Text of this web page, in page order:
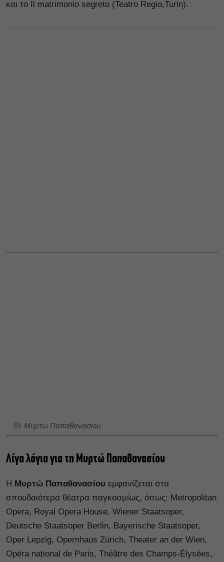
και το Il matrimonio segreto (Teatro Regio,Turin).
Μυρτώ Παπαθανασίου
Λίγα λόγια για τη Μυρτώ Παπαθανασίου
Η Μυρτώ Παπαθανασίου εμφανίζεται στα
σπουδαιότερα θέατρα παγκοσμίως, όπως: Metropolitan
Opera, Royal Opera House, Wiener Staatsoper,
Deutsche Staatsoper Berlin, Bayerische Staatsoper,
Oper Lepzig, Opernhaus Zürich, Theater an der Wien,
Opéra national de Paris, Théâtre des Champs-Élysées,